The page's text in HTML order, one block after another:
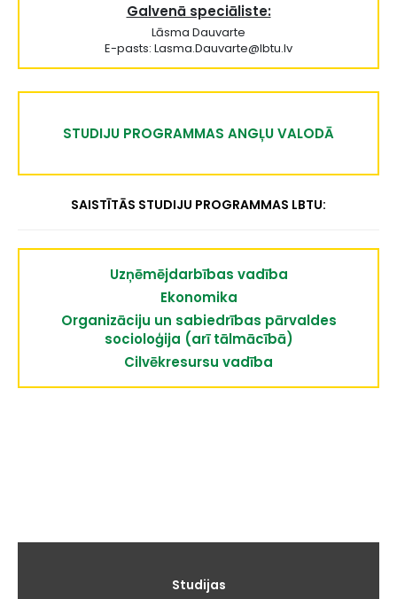
Galvenā speciāliste:
Lāsma Dauvarte
E-pasts: Lasma.Dauvarte@lbtu.lv
STUDIJU PROGRAMMAS ANGĻU VALODĀ
SAISTĪTĀS STUDIJU PROGRAMMAS LBTU:
Uzņēmējdarbības vadība
Ekonomika
Organizāciju un sabiedrības pārvaldes
socioloģija (arī tālmācībā)
Cilvēkresursu vadība
Studijas